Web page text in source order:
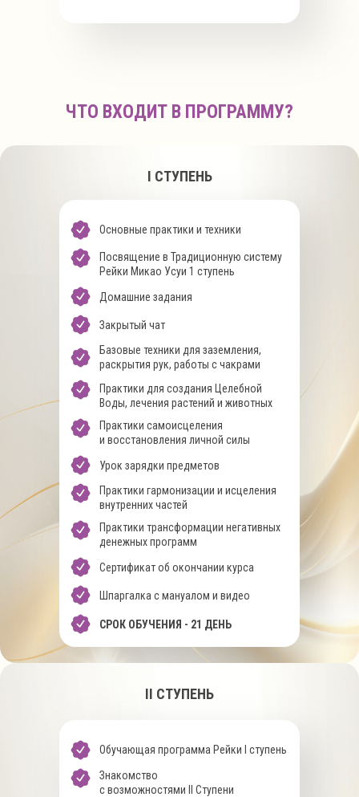
ЧТО ВХОДИТ В ПРОГРАММУ?
I СТУПЕНЬ
Основные практики и техники
Посвящение в Традиционную систему
Рейки Микао Усуи 1 ступень
Домашние задания
Закрытый чат
Базовые техники для заземления,
раскрытия рук, работы с чакрами
Практики для создания Целебной
Воды, лечения растений и животных
Практики самоисцеления
и восстановления личной силы
Урок зарядки предметов
Практики гармонизации и исцеления
внутренних частей
II СТУПЕНЬ
Практики трансформации негативных
денежных программ
Сертификат об окончании курса
Шпаргалка с мануалом и видео
СРОК ОБУЧЕНИЯ - 21 ДЕНЬ
Обучающая программа Рейки I ступень
Знакомство
с возможностями II Ступени